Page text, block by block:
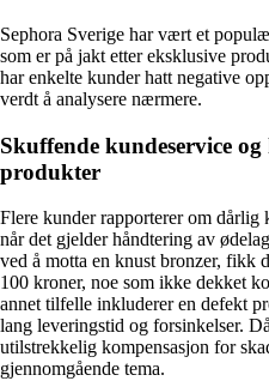
Sephora Sverige har vært et
som er på jakt etter eksklusive
har enkelte kunder hatt negative
verdt å analysere nærmere.
Skuffende kundeservice
produkter
Flere kunder rapporterer om dårlig
når det gjelder håndtering av
ved å motta en knust bronzer, fikk
100 kroner, noe som ikke dekket
annet tilfelle inkluderer en defekt
lang leveringstid og forsinkelser.
utilstrekkelig kompensasjon for
gjennomgående tema.